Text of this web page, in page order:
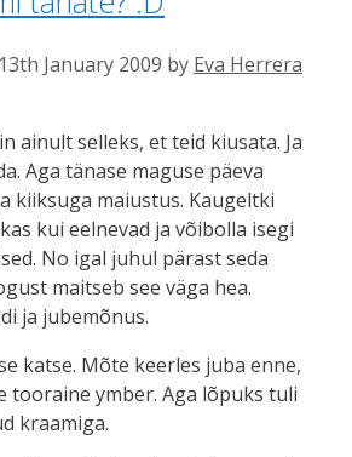
13th January 2009 by Eva Herrera
ainult selleks, et teid kiusata. Ja
Aga tänase maguse päeva
kiiksuga maiustus. Kaugeltki
kui eelnevad ja võibolla isegi
No igal juhul pärast seda
maitseb see väga hea.
ja jubemõnus.
katse. Mõte keerles juba enne,
tooraine ymber. Aga lõpuks tuli
kraamiga.